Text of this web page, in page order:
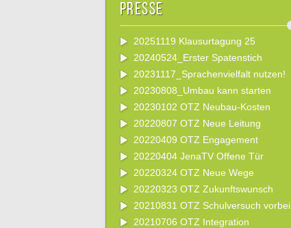
Presse
20251119 Klausurtagung 25
20240524_Erster Spatenstich
20231117_Sprachenvielfalt nutzen!
20230808_Umbau kann starten
20230102 OTZ Neubau-Kosten
20220807 OTZ Neue Leitung
20220409 OTZ Engagement
20220404 JenaTV Offene Tür
20220324 OTZ Neue Wege
20220323 OTZ Zukunftswunsch
20210831 OTZ Schulversuch vorbei
20210706 OTZ Integration